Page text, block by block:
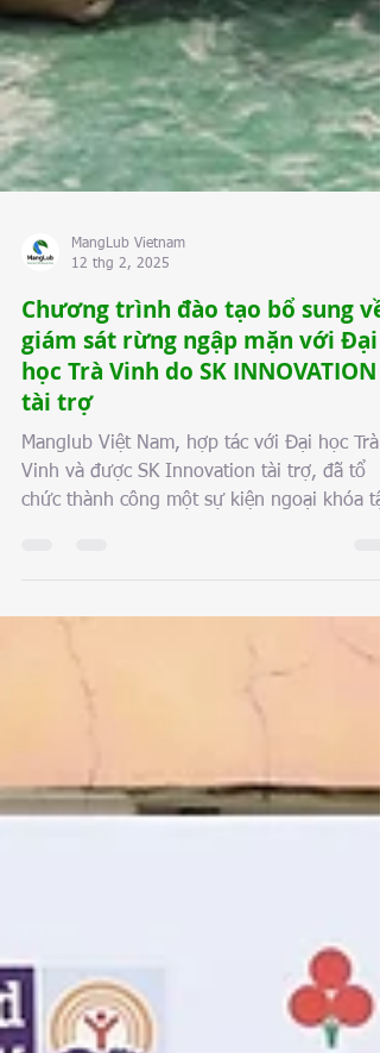
MangLub Vietnam
12 thg 2, 2025
Chương trình đào tạo bổ sung về
giám sát rừng ngập mặn với Đại
học Trà Vinh do SK INNOVATION
tài trợ
trung vào Giám sát rừng ngập mặn.